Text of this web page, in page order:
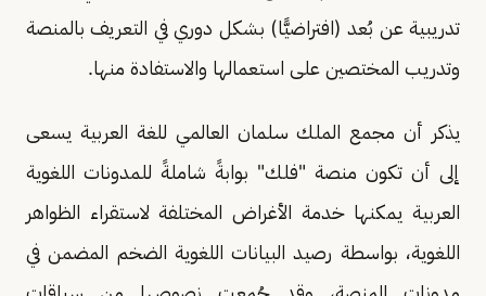
تدريبية عن بُعد (افتراضيًّا) بشكل دوري في التعريف بالمنصة
وتدريب المختصين على استعمالها والاستفادة منها.
يذكر أن مجمع الملك سلمان العالمي للغة العربية يسعى
إلى أن تكون منصة "فلك" بوابةً شاملةً للمدونات اللغوية
العربية يمكنها خدمة الأغراض المختلفة لاستقراء الظواهر
اللغوية، بواسطة رصيد البيانات اللغوية الضخم المضمن في